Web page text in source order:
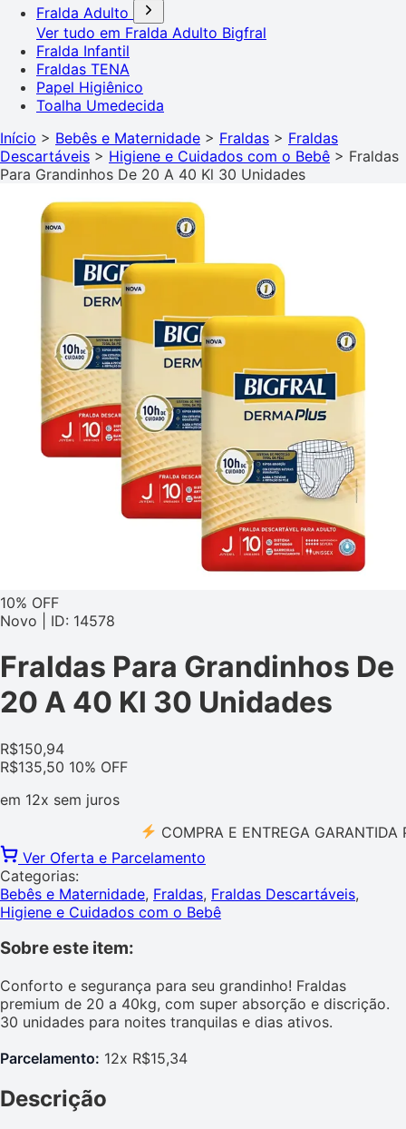
Fralda Adulto
Ver tudo em Fralda Adulto Bigfral
Fralda Infantil
Fraldas TENA
Papel Higiênico
Toalha Umedecida
Início > Bebês e Maternidade > Fraldas > Fraldas
Descartáveis > Higiene e Cuidados com o Bebê > Fraldas
Para Grandinhos De 20 A 40 Kl 30 Unidades
10% OFF
Novo | ID: 14578
Fraldas Para Grandinhos De
20 A 40 Kl 30 Unidades
R$150,94
R$135,50 10% OFF
em 12x sem juros
COMPRA E ENTREGA GARANTIDA PELO
Ver Oferta e Parcelamento
Categorias:
Bebês e Maternidade, Fraldas, Fraldas Descartáveis,
Higiene e Cuidados com o Bebê
Sobre este item:
Conforto e segurança para seu grandinho! Fraldas
premium de 20 a 40kg, com super absorção e discrição.
30 unidades para noites tranquilas e dias ativos.
Parcelamento: 12x R$15,34
Descrição